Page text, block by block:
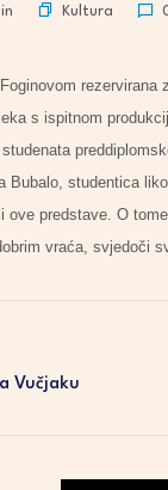
Kultura
s ispitnom
Bubalo, studentica
ove predstave. O
vraća, svjedoči
Vučjaku